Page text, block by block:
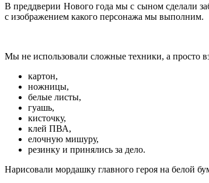
В преддверии Нового года мы с сыном сделали
с изображением какого персонажа мы выполним.
Мы не использовали сложные техники, а просто
картон,
ножницы,
белые листы,
гуашь,
кисточку,
клей ПВА,
елочную мишуру,
резинку и принялись за дело.
Нарисовали мордашку главного героя на белой